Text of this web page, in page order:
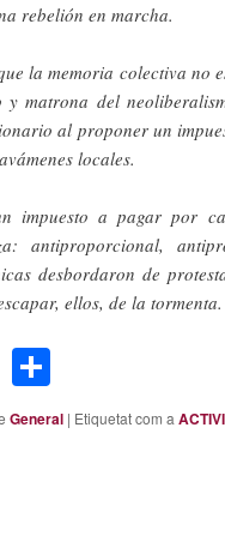
rebelión en marcha.
la memoria colectiva no
y matrona del
al proponer un
locales.
impuesto a pagar por
antiproporcional,
desbordaron de
ellos, de la
Twitter
General | Etiquetat com a